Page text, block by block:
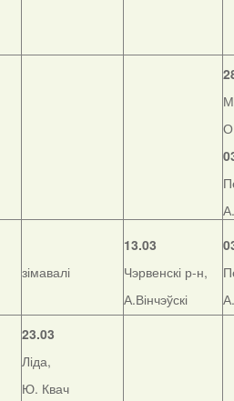
зімавалі
13.03
Чэрвенскі р-н,
А.Вінчэўскі
23.03
Ліда,
Ю. Квач